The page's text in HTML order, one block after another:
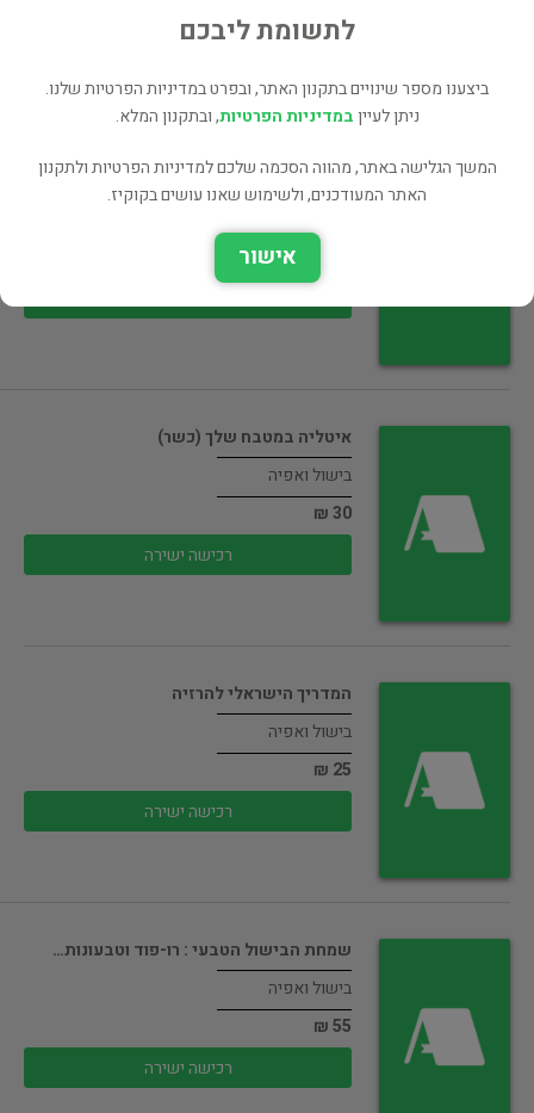
רכישה ישירה
יומן מטבח
איטליה במטבח שלך (כשר)
בישול ואפיה
30 ₪
רכישה ישירה
המדריך הישראלי להרזיה
בישול ואפיה
25 ₪
רכישה ישירה
שמחת הבישול הטבעי : רו-פוד וטבעונות…
בישול ואפיה
55 ₪
רכישה ישירה
לתשומת ליבכם
ביצענו מספר שינויים בתקנון האתר, ובפרט במדיניות הפרטיות שלנו.
ניתן לעייןבמדיניות הפרטיות, ובתקנון המלא.
המשך הגלישה באתר, מהווה הסכמה שלכם למדיניות הפרטיות ולתקנון
האתר המעודכנים, ולשימוש שאנו עושים בקוקיז.
אישור